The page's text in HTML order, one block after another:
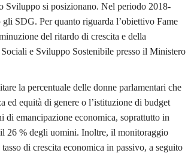
Sviluppo si posizionano. Nel periodo 2018-
SDG. Per quanto riguarda l’obiettivo Fame
del ritardo di crescita e della
e Sviluppo Sostenibile presso il Ministero
la percentuale delle donne parlamentari che
ed equità di genere o l’istituzione di budget
di emancipazione economica, soprattutto in
26 % degli uomini. Inoltre, il monitoraggio
di crescita economica in passivo, a seguito